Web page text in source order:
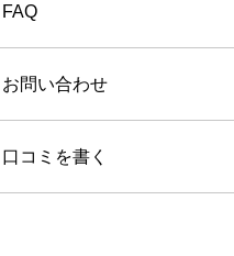
FAQ
お問い合わせ
口コミを書く